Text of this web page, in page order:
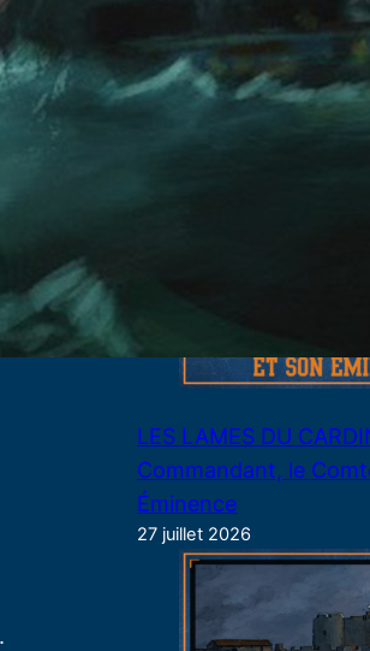
COLDWATER – LIVE
29 juillet 2026
LES LAMES DU
Commandant, le
Éminence
27 juillet 2026